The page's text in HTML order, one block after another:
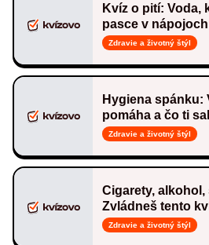
Kvíz o pití: Voda,
pasce v nápojoch
Zdravie a životný štýl
Hygiena spánku:
pomáha a čo ti
Zdravie a životný štýl
Cigarety,
Zvládneš tento
Zdravie a životný štýl